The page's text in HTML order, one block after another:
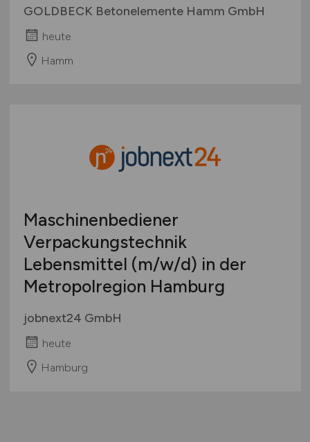
GOLDBECK Betonelemente Hamm GmbH
heute
Hamm
Maschinenbediener
Verpackungstechnik
Lebensmittel (m/w/d) in der
Metropolregion Hamburg
jobnext24 GmbH
heute
Hamburg